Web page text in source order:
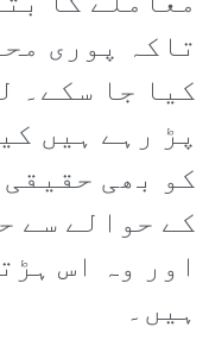
تاکہ پوری
کیا جا سکے۔
پڑ رہے ہیں
کو بھی
کے حوالے سے
اور وہ اس
ہیں۔